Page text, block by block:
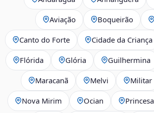
Aviação Boqueirão
Canto do Forte Cidade da Criança
Flórida Glória Guilhermina
Maracanã Melvi Militar
Nova Mirim Ocian Princesa